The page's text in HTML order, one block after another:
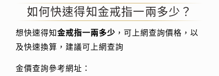
如何快速得知金戒指一兩多少？
想快速得知金戒指一兩多少 ，可上網查詢價格，以
及快速換算，建議可上網查詢
金價查詢參考網址：